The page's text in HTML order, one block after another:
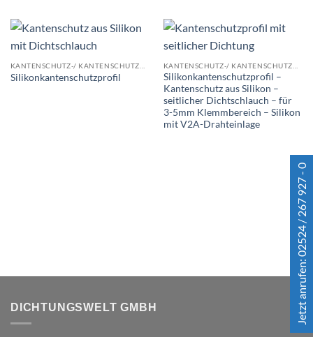
Silikonkantenschutzprofil
Silikonkantenschutzprofil –
Kantenschutz aus Silikon –
seitlicher Dichtschlauch – für
3-5mm Klemmbereich – Silikon
mit V2A-Drahteinlage
DICHTUNGSWELT GMBH Jetzt anrufen: 02524 / 267 927 - 0